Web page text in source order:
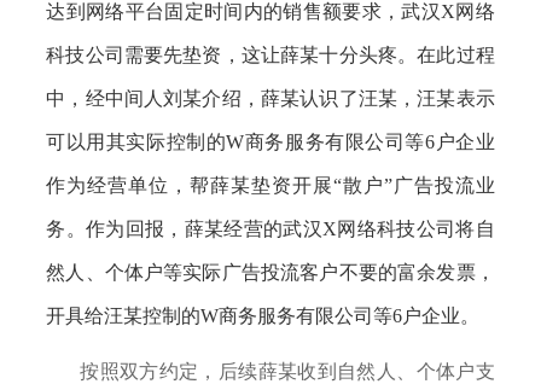
达到网络平台固定时间内的销售额要求，武汉X网络
科技公司需要先垫资，这让薛某十分头疼。在此过程
中，经中间人刘某介绍，薛某认识了汪某，汪某表示
可以用其实际控制的W商务服务有限公司等6户企业
作为经营单位，帮薛某垫资开展“散户”广告投流业
务。作为回报，薛某经营的武汉X网络科技公司将自
然人、个体户等实际广告投流客户不要的富余发票，
开具给汪某控制的W商务服务有限公司等6户企业。
按照双方约定，后续薛某收到自然人、个体户支